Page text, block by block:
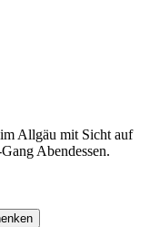
Allgäu mit Sicht auf
Abendessen.